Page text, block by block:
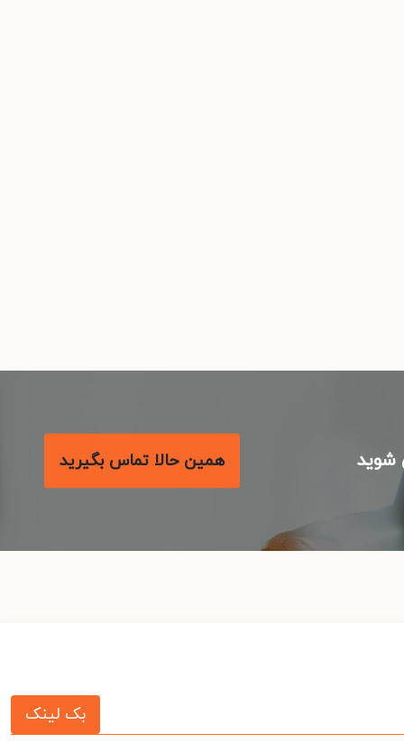
همین حالا تماس بگیرید
بک لینک